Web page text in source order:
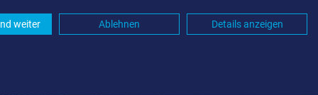
weiter Ablehnen Details anzeigen